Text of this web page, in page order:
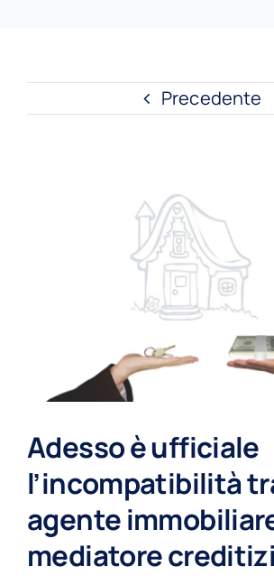
Precedente
Adesso è ufficiale
l’incompatibilità
agente
mediatore